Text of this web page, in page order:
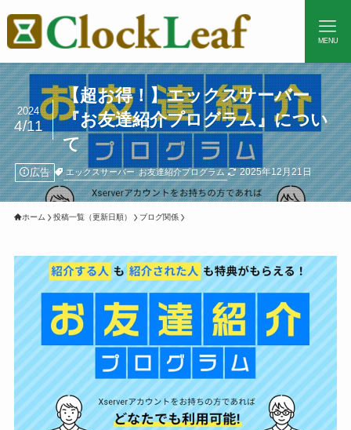
MENU
【超お得！】エックスサーバー
『お友達紹介プログラム』につい
て
2024
4/11
広告 エックスサーバー お友達紹介プログラム 2025年12月21日
ホーム 投稿一覧（更新日順） ブログ関係